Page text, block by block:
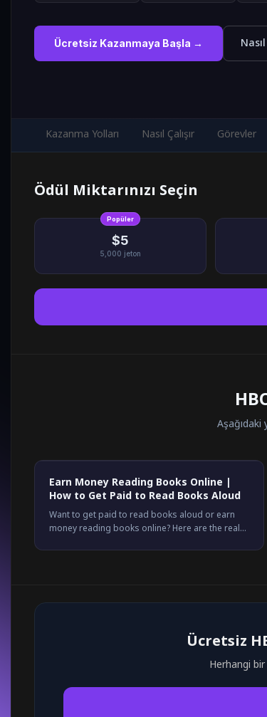
Ücretsiz Kazanmaya Başla →
Kazanma Yolları Nasıl Çalışır Görevler
Ödül Miktarınızı Seçin
Popüler
$5
5,000 jeton
Earn Money Reading Books Online |
How to Get Paid to Read Books Aloud
Want to get paid to read books aloud or earn
money reading books online? Here are the real
Plus an easier option.
Ücretsiz
Herhangi